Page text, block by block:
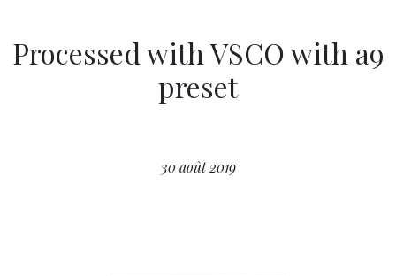
Processed with VSCO with a9
preset
30 août 2019